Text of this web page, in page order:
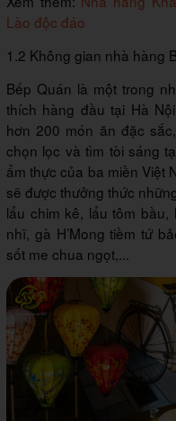
Lào độc đáo
1.2 Không gian nhà hàng
Bếp Quán là một trong
thích hàng đầu tại Hà
hơn 200 món ăn đặc
chọn lọc và tìm tòi sáng
ẩm thực của ba miền Việt
sẽ được thưởng thức
lẩu chim kê, lẩu tôm
nhĩ, gà H’Mong tiềm tứ
sốt me chua ngọt,...